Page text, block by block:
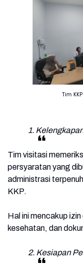
Tim
1.
Tim visitasi
persyaratan yang
administrasi
KKP.
Hal ini mencakup
kesehatan, dan
2. Kesiapan